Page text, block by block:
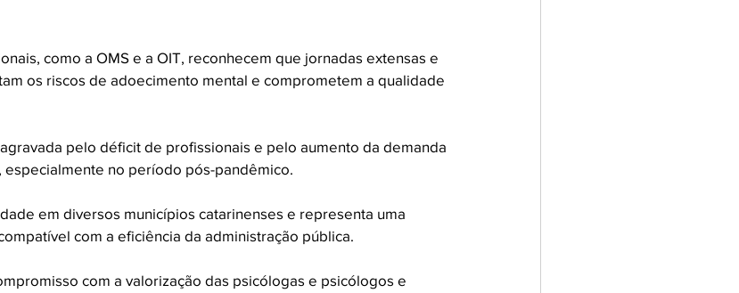
como a OMS e a OIT, reconhecem que jornadas extensas e
os riscos de adoecimento mental e comprometem a qualidade
pelo déficit de profissionais e pelo aumento da demanda
no período pós-pandêmico.
em diversos municípios catarinenses e representa uma
com a eficiência da administração pública.
com a valorização das psicólogas e psicólogos e